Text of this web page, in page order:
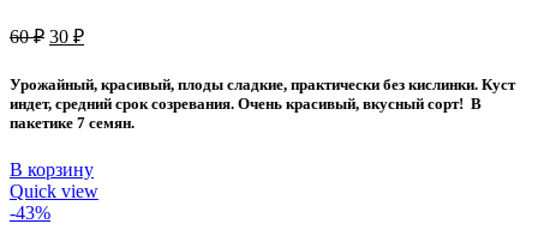
60₽ Первоначальная
составляла
60 ₽.
30 ₽Текущая
30 ₽.
Урожайный, красивый, плоды сладкие, практически без кислинки. Куст
индет, средний срок созревания. Очень красивый, вкусный сорт! В
пакетике 7 семян.
В корзину
Quick view
-43%